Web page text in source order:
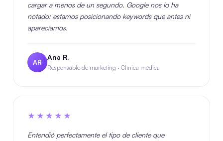
cargar a menos de un segundo. Google nos lo ha
notado: estamos posicionando keywords que antes ni
aparecíamos.
AR
Ana R.
Responsable de marketing · Clínica médica
★★★★★
Entendió perfectamente el tipo de cliente que